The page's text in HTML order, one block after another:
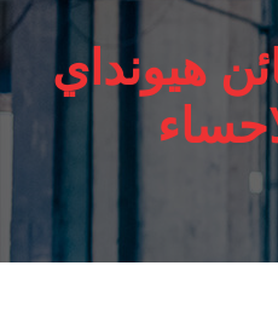
هيونداي